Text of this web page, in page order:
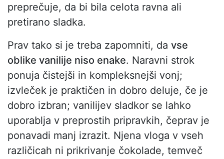
preprečuje, da bi bila celota ravna ali
pretirano sladka.
Prav tako si je treba zapomniti, da vse
oblike vanilije niso enake. Naravni strok
ponuja čistejši in kompleksnejši vonj;
izvleček je praktičen in dobro deluje, če je
dobro izbran; vanilijev sladkor se lahko
uporablja v preprostih pripravkih, čeprav je
ponavadi manj izrazit. Njena vloga v vseh
različicah ni prikrivanje čokolade, temveč